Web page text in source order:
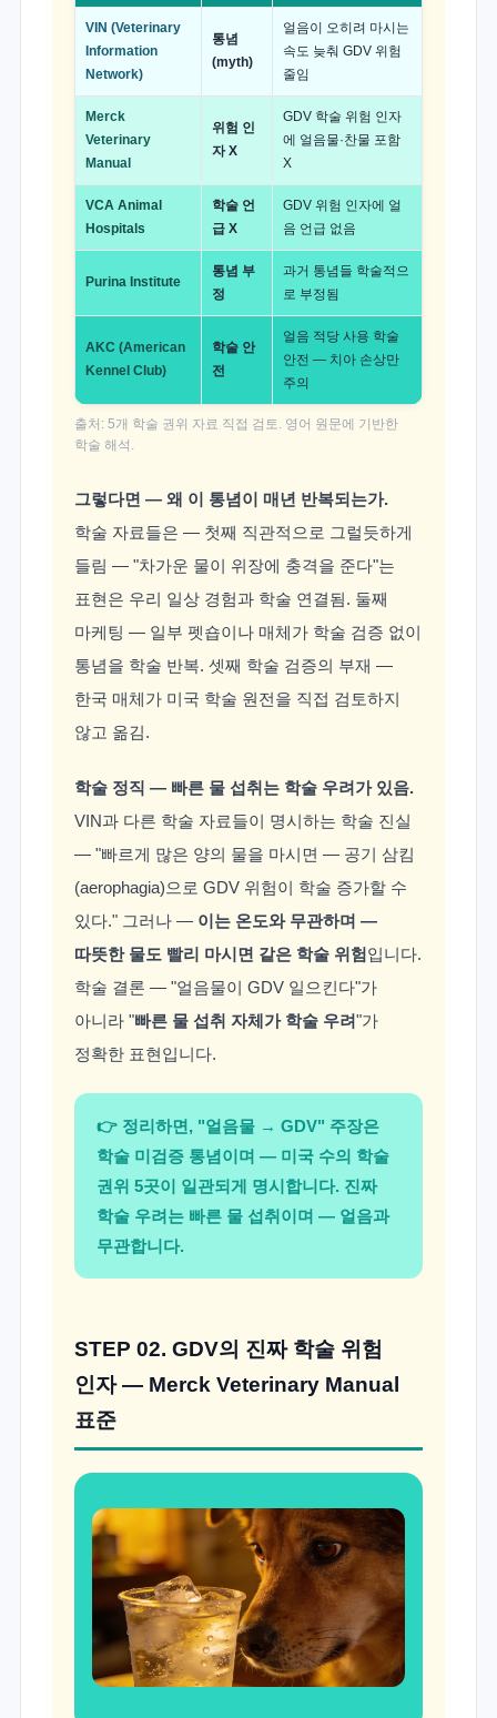
VIN (Veterinary
Information
Network)
통념
(myth)
얼음이 오히려 마시는
속도 늦춰 GDV 위험
줄임
Merck
Veterinary
Manual
위험 인
자 X
GDV 학술 위험 인자
에 얼음물·찬물 포함
X
VCA Animal
Hospitals
학술 언
급 X
GDV 위험 인자에 얼
음 언급 없음
Purina Institute
통념 부
정
과거 통념들 학술적으
로 부정됨
AKC (American
Kennel Club)
학술 안
전
얼음 적당 사용 학술
안전 — 치아 손상만
주의
출처: 5개 학술 권위 자료 직접 검토. 영어 원문에 기반한
학술 해석.
그렇다면 — 왜 이 통념이 매년 반복되는가.
학술 자료들은 — 첫째 직관적으로 그럴듯하게
들림 — "차가운 물이 위장에 충격을 준다"는
표현은 우리 일상 경험과 학술 연결됨. 둘째
마케팅 — 일부 펫숍이나 매체가 학술 검증 없이
통념을 학술 반복. 셋째 학술 검증의 부재 —
한국 매체가 미국 학술 원전을 직접 검토하지
않고 옮김.
학술 정직 — 빠른 물 섭취는 학술 우려가 있음.
VIN과 다른 학술 자료들이 명시하는 학술 진실
— "빠르게 많은 양의 물을 마시면 — 공기 삼킴
(aerophagia)으로 GDV 위험이 학술 증가할 수
있다." 그러나 — 이는 온도와 무관하며 —
따뜻한 물도 빨리 마시면 같은 학술 위험입니다.
학술 결론 — "얼음물이 GDV 일으킨다"가
아니라 "빠른 물 섭취 자체가 학술 우려"가
정확한 표현입니다.
👉 정리하면, "얼음물 → GDV" 주장은
학술 미검증 통념이며 — 미국 수의 학술
권위 5곳이 일관되게 명시합니다. 진짜
학술 우려는 빠른 물 섭취이며 — 얼음과
무관합니다.
STEP 02. GDV의 진짜 학술 위험
인자 — Merck Veterinary Manual
표준